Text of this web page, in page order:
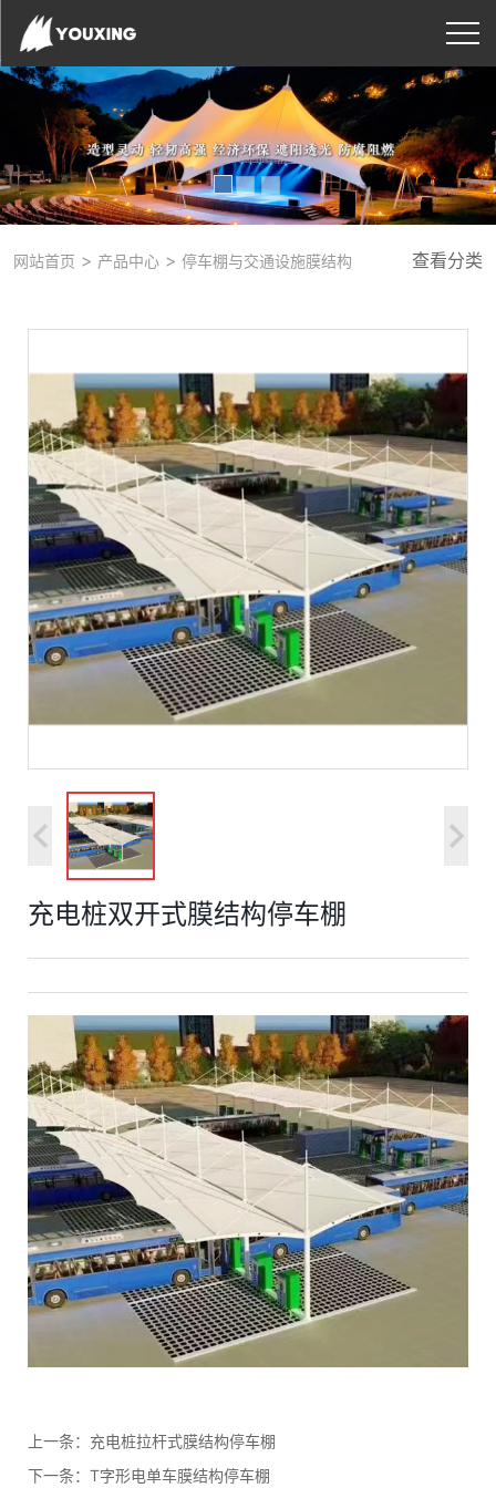
网站首页 > 产品中心 > 停车棚与交通设施膜结构 查看分类
充电桩双开式膜结构停车棚
上一条： 充电桩拉杆式膜结构停车棚
下一条： T字形电单车膜结构停车棚